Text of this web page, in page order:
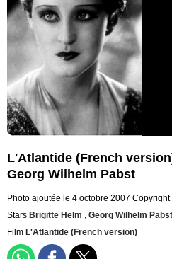
L'Atlantide (French
Georg Wilhelm Pabst
Photo ajoutée le 4 octobre 2007 Copyright
Stars Brigitte Helm , Georg Wilhelm Pabst
Film L'Atlantide (French version)